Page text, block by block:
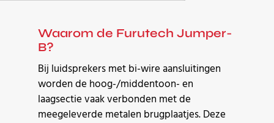
Waarom de Furutech Jumper-
B?
Bij luidsprekers met bi-wire aansluitingen
worden de hoog-/middentoon- en
laagsectie vaak verbonden met de
meegeleverde metalen brugplaatjes. Deze